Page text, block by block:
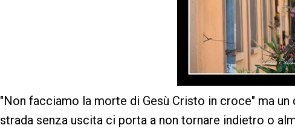
"Non facciamo la morte di Gesù Cristo in croce" ma un
strada senza uscita ci porta a non tornare indietro o